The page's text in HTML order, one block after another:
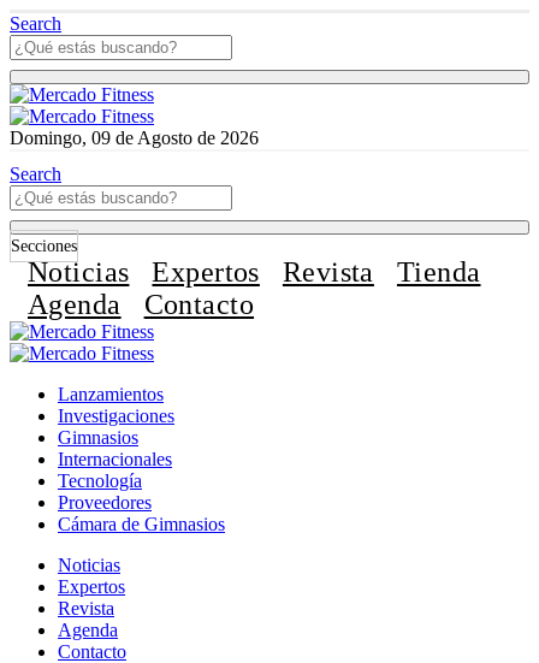
Search
Domingo, 09 de Agosto de 2026
Search
Secciones
Noticias Expertos Revista
Tienda
Agenda
Contacto
Lanzamientos
Investigaciones
Gimnasios
Internacionales
Tecnología
Proveedores
Cámara de Gimnasios
Noticias
Expertos
Revista
Agenda
Contacto